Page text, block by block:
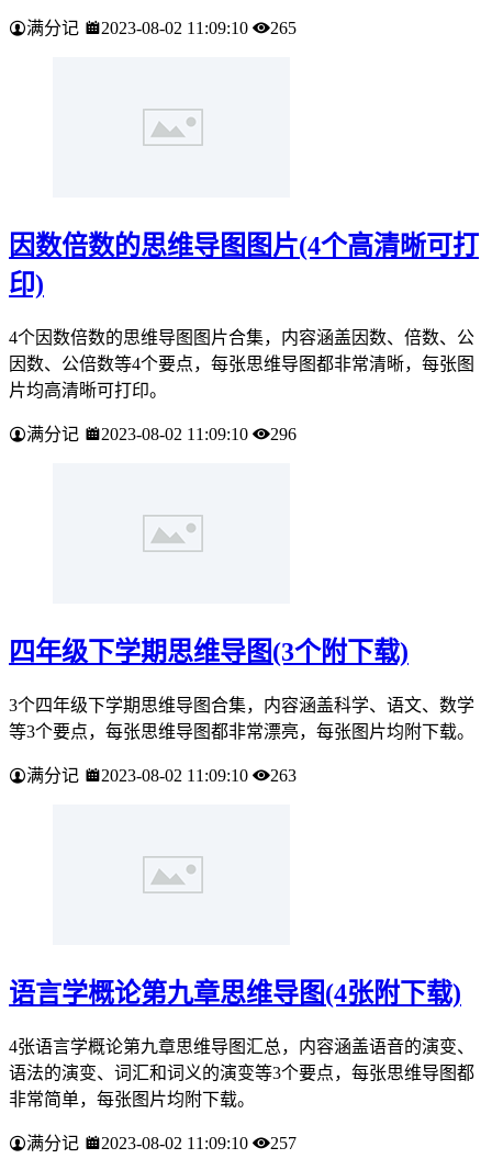
满分记 2023-08-02 11:09:10 265
因数倍数的思维导图图片(4个高清晰可打
印)
4个因数倍数的思维导图图片合集，内容涵盖因数、倍数、公
因数、公倍数等4个要点，每张思维导图都非常清晰，每张图
片均高清晰可打印。
满分记 2023-08-02 11:09:10 296
四年级下学期思维导图(3个附下载)
3个四年级下学期思维导图合集，内容涵盖科学、语文、数学
等3个要点，每张思维导图都非常漂亮，每张图片均附下载。
满分记 2023-08-02 11:09:10 263
语言学概论第九章思维导图(4张附下载)
4张语言学概论第九章思维导图汇总，内容涵盖语音的演变、
语法的演变、词汇和词义的演变等3个要点，每张思维导图都
非常简单，每张图片均附下载。
满分记 2023-08-02 11:09:10 257